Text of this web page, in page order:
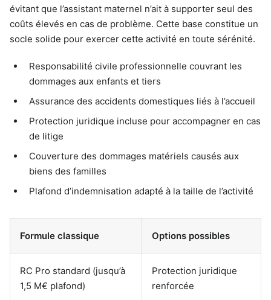
évitant que l’assistant maternel n’ait à supporter seul des
coûts élevés en cas de problème. Cette base constitue un
socle solide pour exercer cette activité en toute sérénité.
Responsabilité civile professionnelle couvrant les
dommages aux enfants et tiers
Assurance des accidents domestiques liés à l’accueil
Protection juridique incluse pour accompagner en cas
de litige
Couverture des dommages matériels causés aux
biens des familles
Plafond d’indemnisation adapté à la taille de l’activité
Formule classique Options possibles
RC Pro standard (jusqu’à
1,5 M€ plafond)
Protection juridique
renforcée